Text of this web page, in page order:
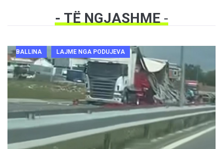
- TË NGJASHME-
BALLINA LAJME NGA PODUJEVA